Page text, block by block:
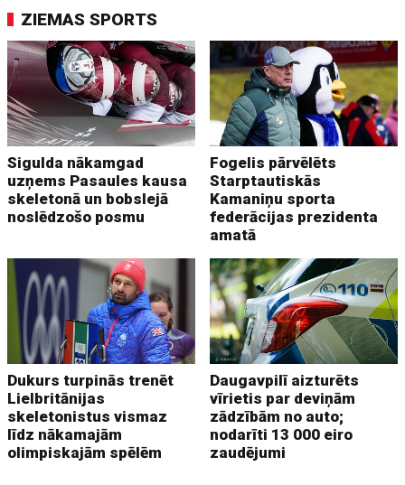
ZIEMAS SPORTS
Sigulda nākamgad
uzņems Pasaules kausa
skeletonā un bobslejā
noslēdzošo posmu
Fogelis pārvēlēts
Starptautiskās
Kamaniņu sporta
federācijas prezidenta
amatā
Dukurs turpinās trenēt
Lielbritānijas
skeletonistus vismaz
līdz nākamajām
olimpiskajām spēlēm
Daugavpilī aizturēts
vīrietis par deviņām
zādzībām no auto;
nodarīti 13 000 eiro
zaudējumi